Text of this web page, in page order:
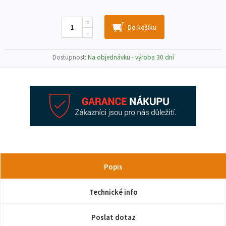
–
+
Dostupnost: Na objednávku - výroba 30 dní
Popis
Technické info
Poslat dotaz